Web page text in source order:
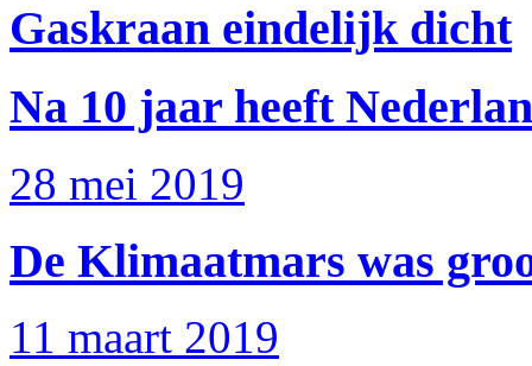
Gaskraan eindelijk dicht
Na 10 jaar heeft
28 mei 2019
De Klimaatmars was
11 maart 2019